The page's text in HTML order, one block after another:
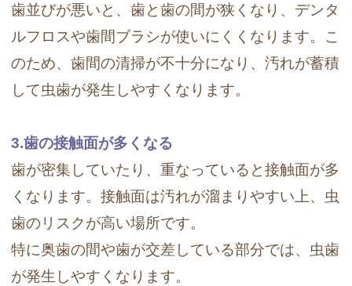
歯並びが悪いと、歯と歯の間が狭くなり、デンタ
ルフロスや歯間ブラシが使いにくくなります。こ
のため、歯間の清掃が不十分になり、汚れが蓄積
して虫歯が発生しやすくなります。
3.歯の接触面が多くなる
歯が密集していたり、重なっていると接触面が多
くなります。接触面は汚れが溜まりやすい上、虫
歯のリスクが高い場所です。
特に奥歯の間や歯が交差している部分では、虫歯
が発生しやすくなります。